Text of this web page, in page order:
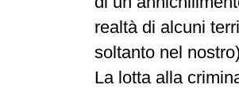
realtà di alcuni
soltanto nel
La lotta alla